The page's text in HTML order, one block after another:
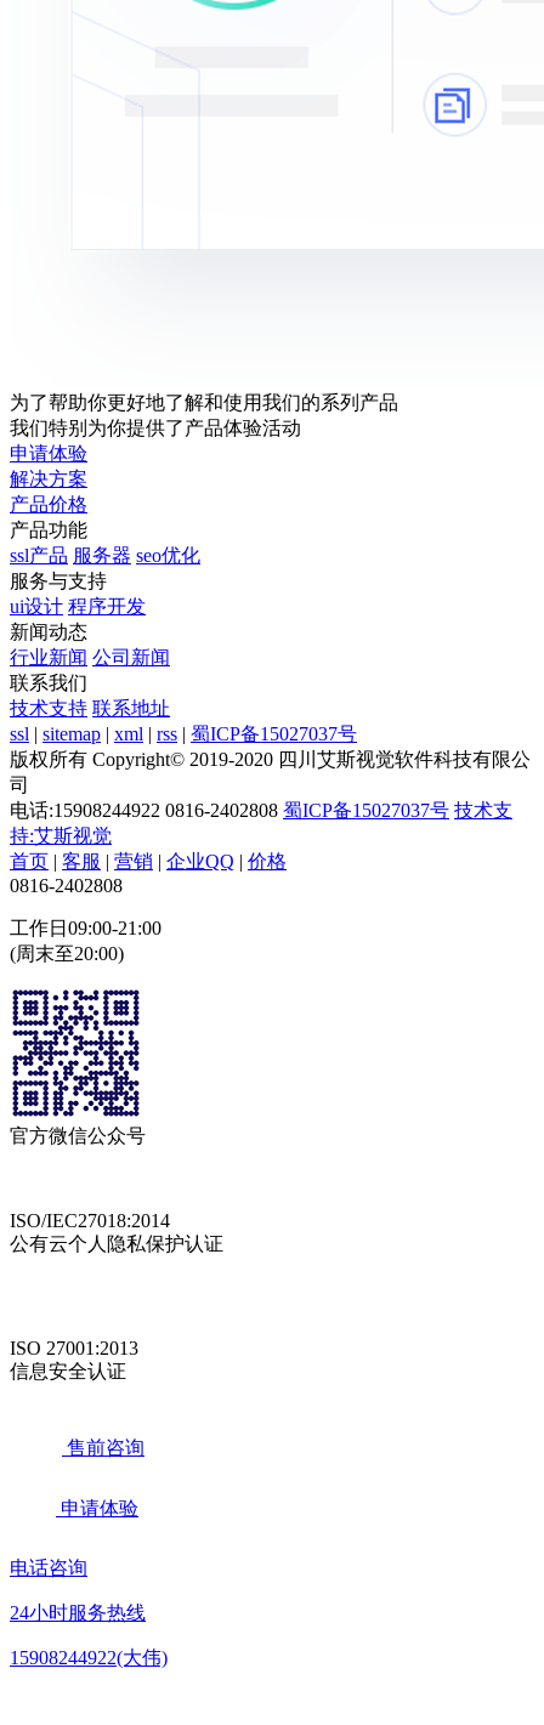
为了帮助你更好地了解和使用我们的系列产品
我们特别为你提供了产品体验活动
申请体验
解决方案
产品价格
产品功能
ssl产品 服务器 seo优化
服务与支持
ui设计 程序开发
新闻动态
行业新闻 公司新闻
联系我们
技术支持 联系地址
ssl | sitemap | xml | rss | 蜀ICP备15027037号
版权所有 Copyright© 2019-2020 四川艾斯视觉软件科技有限公
司
电话:15908244922 0816-2402808 蜀ICP备15027037号 技术支
持:艾斯视觉
首页 | 客服 | 营销 | 企业QQ | 价格
0816-2402808
工作日09:00-21:00
(周末至20:00)
官方微信公众号
ISO/IEC27018:2014
公有云个人隐私保护认证
ISO 27001:2013
信息安全认证
售前咨询
申请体验
电话咨询
24小时服务热线
15908244922(大伟)